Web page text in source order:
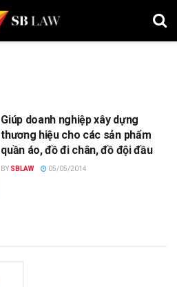
Giúp doanh nghiệp xây dựng
thương hiệu cho các sản phẩm
quần áo, đồ đi chân, đồ đội đầu
BY SBLAW 05/05/2014